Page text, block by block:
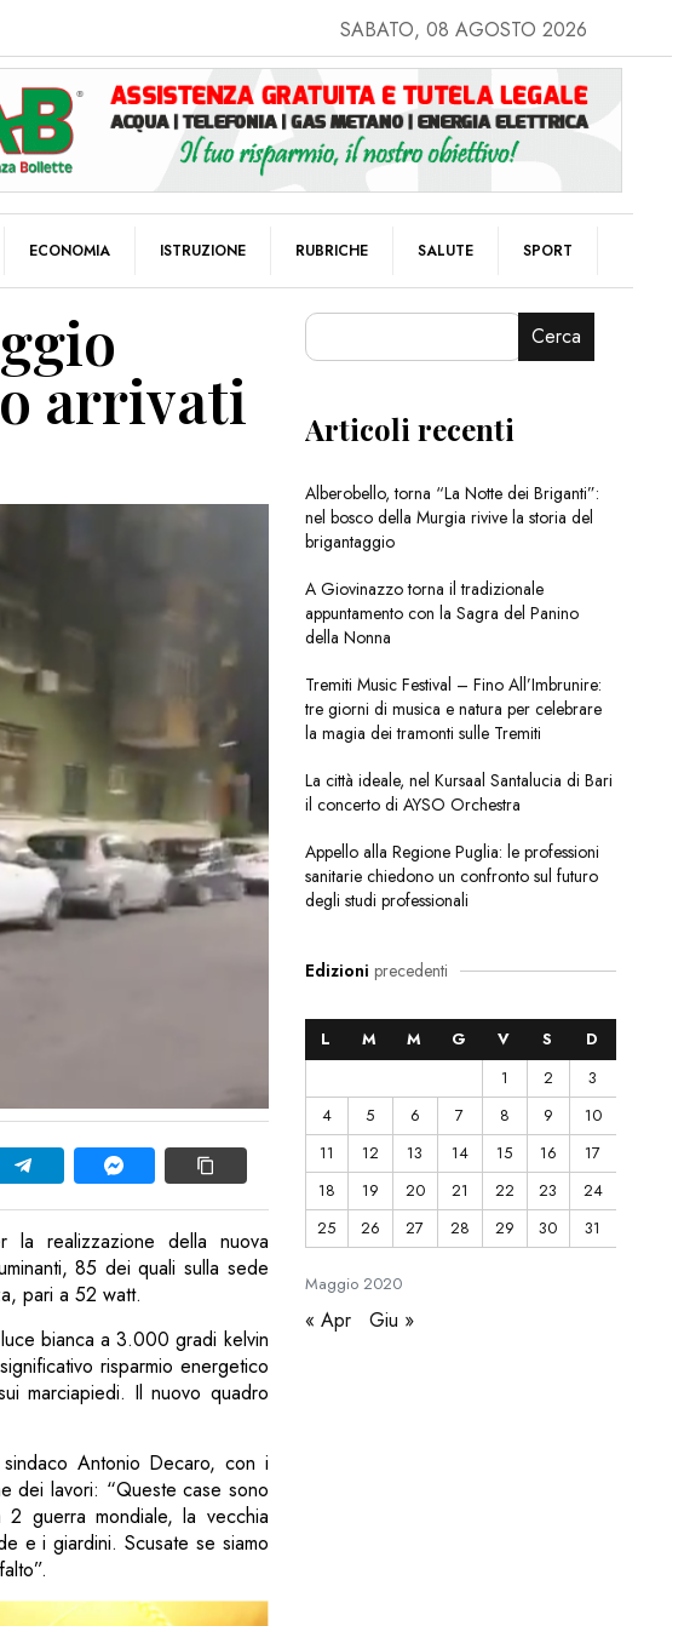
SABATO, 08 AGOSTO 2026
ECONOMIA ISTRUZIONE RUBRICHE SALUTE SPORT
arrivati
realizzazione della nuova
85 dei quali sulla sede
pari a 52 watt.
bianca a 3.000 gradi kelvin
risparmio energetico
marciapiedi. Il nuovo quadro
Antonio Decaro, con i
dei lavori: “Queste case sono
guerra mondiale, la vecchia
e i giardini. Scusate se siamo
Cerca
Articoli recenti
Alberobello, torna “La Notte dei Briganti”:
nel bosco della Murgia rivive la storia del
brigantaggio
A Giovinazzo torna il tradizionale
appuntamento con la Sagra del Panino
della Nonna
Tremiti Music Festival – Fino All’Imbrunire:
tre giorni di musica e natura per celebrare
la magia dei tramonti sulle Tremiti
La città ideale, nel Kursaal Santalucia di Bari
il concerto di AYSO Orchestra
Appello alla Regione Puglia: le professioni
sanitarie chiedono un confronto sul futuro
degli studi professionali
Edizioni precedenti
Maggio2020
L M M G V S
D
1
2
3
4
5 6 7 8 9
10
11
12 13 14 15 16
17
18
19 20 21 22 23
24
25
26 27 28 29 30 31
« Apr Giu »